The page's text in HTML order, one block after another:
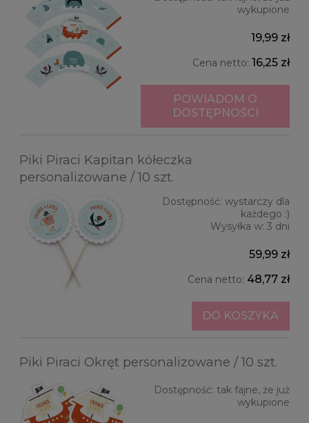
wykupione
19,99 zł
Cena netto: 16,25 zł
POWIADOM O
DOSTĘPNOŚCI
Piki Piraci Kapitan kółeczka
personalizowane / 10 szt.
Dostępność: wystarczy dla
każdego :)
Wysyłka w: 3 dni
59,99 zł
Cena netto: 48,77 zł
DO KOSZYKA
Piki Piraci Okręt personalizowane / 10 szt.
Dostępność: tak fajne, że już
wykupione